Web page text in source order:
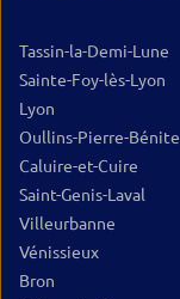
Tassin-la-Demi-Lune
Sainte-Foy-lès-Lyon
Lyon
Oullins-Pierre-Bénite
Caluire-et-Cuire
Saint-Genis-Laval
Villeurbanne
Vénissieux
Bron